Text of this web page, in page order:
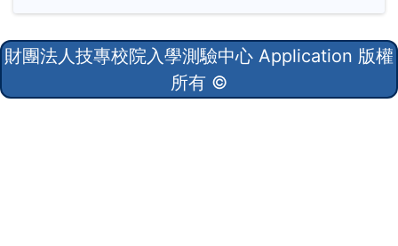
財團法人技專校院入學測驗中心 Application 版權
所有 ©